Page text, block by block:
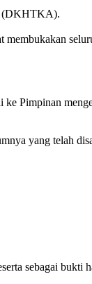
(DKHTKA).
ke Pimpinan
yang telah
sebagai bukti